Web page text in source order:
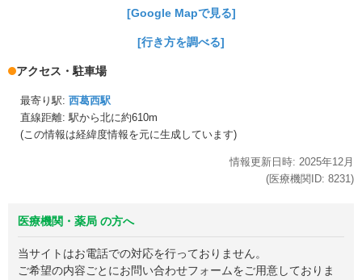
[Google Mapで見る]
[行き方を調べる]
アクセス・駐車場
最寄り駅: 西葛西駅
直線距離: 駅から北に約610m
(この情報は経緯度情報を元に生成しています)
情報更新日時: 2025年12月
(医療機関ID: 8231)
医療機関・薬局 の方へ
当サイトはお電話での対応を行っておりません。
ご希望の内容ごとにお問い合わせフォームをご用意しておりま